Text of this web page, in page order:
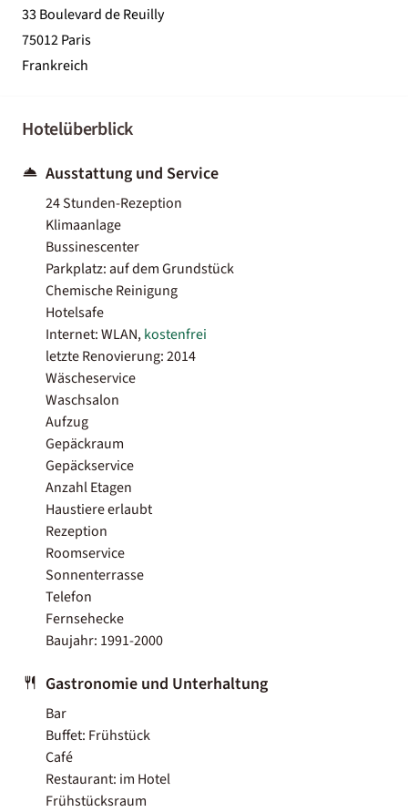
33 Boulevard de Reuilly
75012 Paris
Frankreich
Hotelüberblick
Ausstattung und Service
24 Stunden-Rezeption
Klimaanlage
Bussinescenter
Parkplatz: auf dem Grundstück
Chemische Reinigung
Hotelsafe
Internet: WLAN,kostenfrei
letzte Renovierung: 2014
Wäscheservice
Waschsalon
Aufzug
Gepäckraum
Gepäckservice
Anzahl Etagen
Haustiere erlaubt
Rezeption
Roomservice
Sonnenterrasse
Telefon
Fernsehecke
Baujahr: 1991-2000
Gastronomie und Unterhaltung
Bar
Buffet: Frühstück
Café
Restaurant: im Hotel
Frühstücksraum